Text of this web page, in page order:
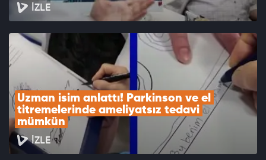
İZLE
Uzman isim anlattı! Parkinson ve el
titremelerinde ameliyatsız tedavi
mümkün
İZLE